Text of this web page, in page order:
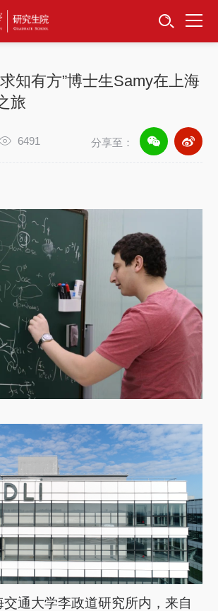
联系我们 EN
知有方”博士生Samy在上海
旅
6491 分享至：
通大学李政道研究所内，来自